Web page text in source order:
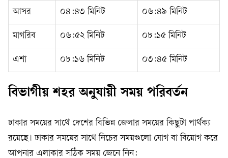
আসর ০৪:৪৩ মিনিট ০৬:৪৯ মিনিট
মাগরিব ০৬:৫২ মিনিট ০৮:১৫ মিনিট
এশা ০৮:১৬ মিনিট ০৩:৪৫ মিনিট
বিভাগীয় শহর অনুযায়ী সময় পরিবর্তন
ঢাকার সময়ের সাথে দেশের বিভিন্ন জেলার সময়ের কিছুটা পার্থক্য
রয়েছে। ঢাকার সময়ের সাথে নিচের সময়গুলো যোগ বা বিয়োগ করে
আপনার এলাকার সঠিক সময় জেনে নিন: